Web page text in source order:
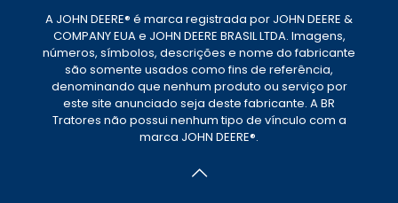
A JOHN DEERE® é marca registrada por JOHN DEERE &
COMPANY EUA e JOHN DEERE BRASIL LTDA. Imagens,
números, símbolos, descrições e nome do fabricante
são somente usados como fins de referência,
denominando que nenhum produto ou serviço por
este site anunciado seja deste fabricante. A BR
Tratores não possui nenhum tipo de vínculo com a
marca JOHN DEERE®.